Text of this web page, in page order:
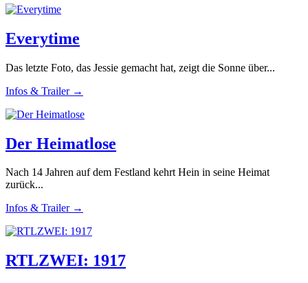
Everytime
Das letzte Foto, das Jessie gemacht hat, zeigt die Sonne über...
Infos & Trailer →
Der Heimatlose
Nach 14 Jahren auf dem Festland kehrt Hein in seine Heimat
zurück...
Infos & Trailer →
RTLZWEI: 1917